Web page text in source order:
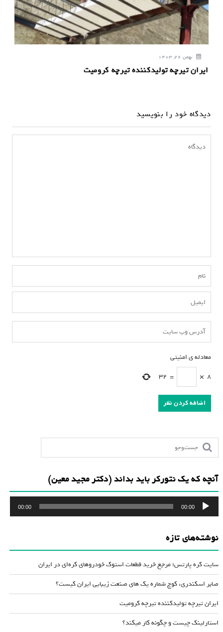
بهمن 26, 1403
ایران تیرچه تولیدکننده تیرچه کرومیت
دیدگاه خود را بنویسید
معادله ی امنیتی
8
×
=
32
آنچه که یک نتورکر باید بداند (دکتر مجید معین)
پخش‌کننده
صوت
00:00
00:00
نوشته‌های تازه
سایت کره پارتس؛ مرجع خرید قطعات استوک خودروهای کره‌ای در ایران
صابر اسکندری، کوچ شماره یک های صنعت زیبایی ایران کیست؟
ایران تیرچه تولیدکننده تیرچه کرومیت
استارلینک چیست و چگونه کار میکند؟